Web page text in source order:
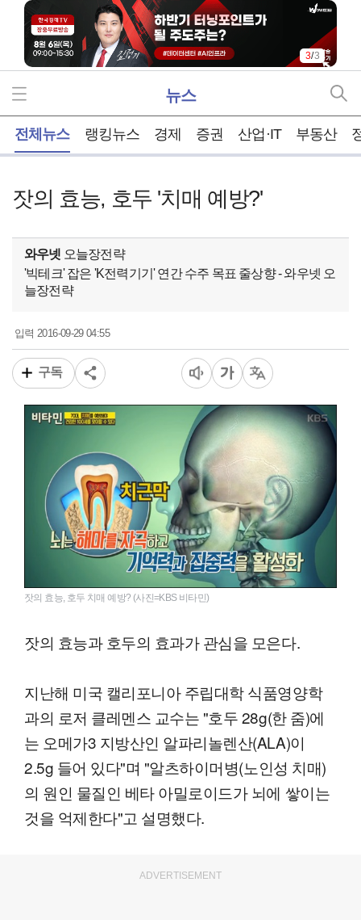
3/3
뉴스
전체뉴스 랭킹뉴스 경제 증권 산업·IT 부동산
잣의 효능, 호두 '치매 예방?'
와우넷 오늘장전략
'빅테크' 잡은 'K전력기기' 연간 수주 목표 줄상향 - 와우넷 오
늘장전략
입력 2016-09-29 04:55
구독
잣의 효능, 호두 치매 예방? (사진=KBS 비타민)
잣의 효능과 호두의 효과가 관심을 모은다.
지난해 미국 캘리포니아 주립대학 식품영양학
과의 로저 클레멘스 교수는 "호두 28g(한 줌)에
는 오메가3 지방산인 알파리놀렌산(ALA)이
2.5g 들어 있다"며 "알츠하이머병(노인성 치매)
의 원인 물질인 베타 아밀로이드가 뇌에 쌓이는
것을 억제한다"고 설명했다.
ADVERTISEMENT